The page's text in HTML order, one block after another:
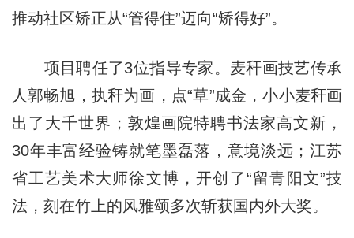
推动社区矫正从“管得住”迈向“矫得好”。
项目聘任了3位指导专家。麦秆画技艺传承
人郭畅旭，执秆为画，点“草”成金，小小麦秆画
出了大千世界；敦煌画院特聘书法家高文新，
30年丰富经验铸就笔墨磊落，意境淡远；江苏
省工艺美术大师徐文博，开创了“留青阳文”技
法，刻在竹上的风雅颂多次斩获国内外大奖。